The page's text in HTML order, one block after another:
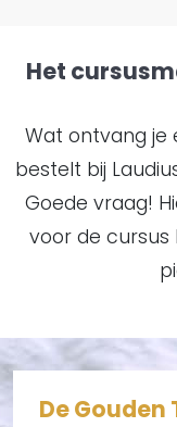
Het
Wat ontvang je
bestelt bij
Goede vraag!
voor de
De Gouden